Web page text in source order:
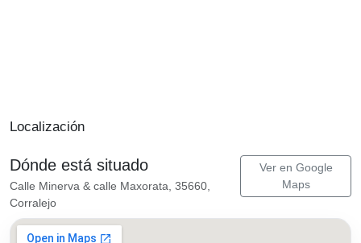
Localización
Dónde está situado
Calle Minerva & calle Maxorata, 35660,
Corralejo
Ver en Google
Maps